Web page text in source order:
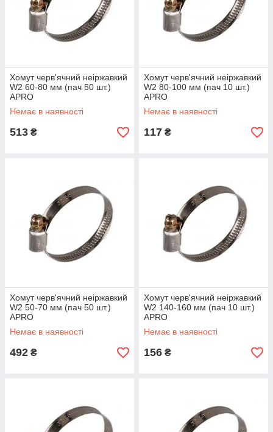
Хомут черв'ячний неіржавкий
W2 60-80 мм (пач 50 шт.)
APRO
Немає в наявності
513 ₴
Хомут черв'ячний неіржавкий
W2 80-100 мм (пач 10 шт.)
APRO
Немає в наявності
117 ₴
Хомут черв'ячний неіржавкий
W2 50-70 мм (пач 50 шт.)
APRO
Немає в наявності
492 ₴
Хомут черв'ячний неіржавкий
W2 140-160 мм (пач 10 шт.)
APRO
Немає в наявності
156 ₴